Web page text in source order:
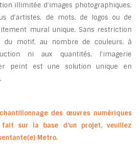
illimitée d’images photographiques,
d’artistes, de mots, de logos ou de
mural unique. Sans restriction
motif, au nombre de couleurs, à
ni aux quantités, l’imagerie
peint est une solution unique en
des œuvres numériques
fait sur la base d'un projet, veuillez
Metro.